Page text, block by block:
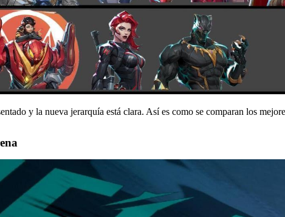
y la nueva jerarquía está clara. Así es como se comparan los